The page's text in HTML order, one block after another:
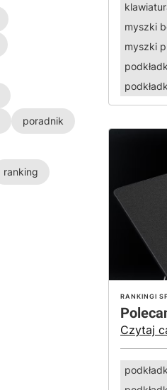
poradnik
ranking
myszki
myszki
RANKINGI
Czytaj